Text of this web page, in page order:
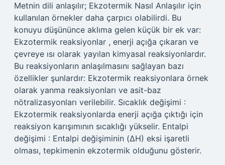
Metnin dili anlaşılır; Ekzotermik Nasıl Anlaşılır için
kullanılan örnekler daha çarpıcı olabilirdi. Bu
konuyu düşününce aklıma gelen küçük bir ek var:
Ekzotermik reaksiyonlar , enerji açığa çıkaran ve
çevreye ısı olarak yayılan kimyasal reaksiyonlardır.
Bu reaksiyonların anlaşılmasını sağlayan bazı
özellikler şunlardır: Ekzotermik reaksiyonlara örnek
olarak yanma reaksiyonları ve asit-baz
nötralizasyonları verilebilir. Sıcaklık değişimi :
Ekzotermik reaksiyonlarda enerji açığa çıktığı için
reaksiyon karışımının sıcaklığı yükselir. Entalpi
değişimi : Entalpi değişiminin (ΔH) eksi işaretli
olması, tepkimenin ekzotermik olduğunu gösterir.